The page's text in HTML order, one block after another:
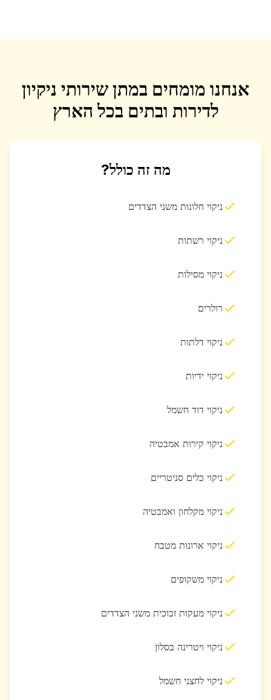
אנחנו מומחים במתן שירותי ניקיון
לדירות ובתים בכל הארץ
מה זה כולל?
ניקוי חלונות משני הצדדים
ניקוי רשתות
ניקוי מסילות
רולרים
ניקוי דלתות
ניקוי ידיות
ניקוי דוד חשמל
ניקוי קירות אמבטיה
ניקוי כלים סניטריים
ניקוי מקלחון ואמבטיה
ניקוי ארונות מטבח
ניקוי משקופים
ניקוי מעקות זכוכית משני הצדדים
ניקוי ויטרינה בסלון
ניקוי לחצני חשמל